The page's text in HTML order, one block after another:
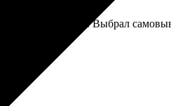
фото 10 на 15. Выбрал